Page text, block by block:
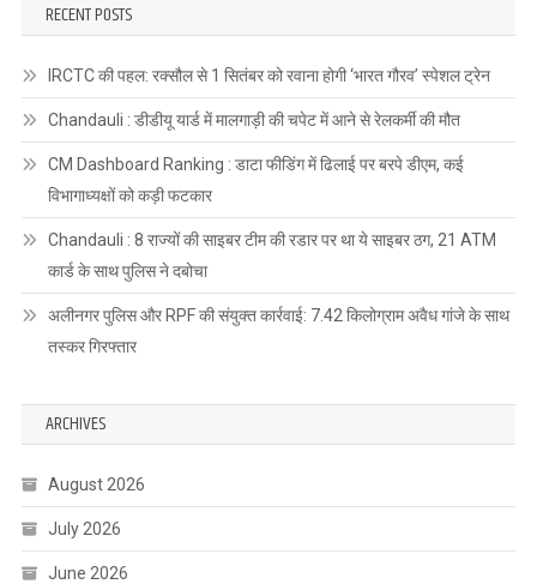
RECENT POSTS
IRCTC की पहल: रक्सौल से 1 सितंबर को रवाना होगी ‘भारत गौरव’ स्पेशल ट्रेन
Chandauli : डीडीयू यार्ड में मालगाड़ी की चपेट में आने से रेलकर्मी की मौत
CM Dashboard Ranking : डाटा फीडिंग में ढिलाई पर बरपे डीएम, कई
विभागाध्यक्षों को कड़ी फटकार
Chandauli : 8 राज्यों की साइबर टीम की रडार पर था ये साइबर ठग, 21 ATM
कार्ड के साथ पुलिस ने दबोचा
अलीनगर पुलिस और RPF की संयुक्त कार्रवाई: 7.42 किलोग्राम अवैध गांजे के साथ
तस्कर गिरफ्तार
ARCHIVES
August 2026
July 2026
June 2026